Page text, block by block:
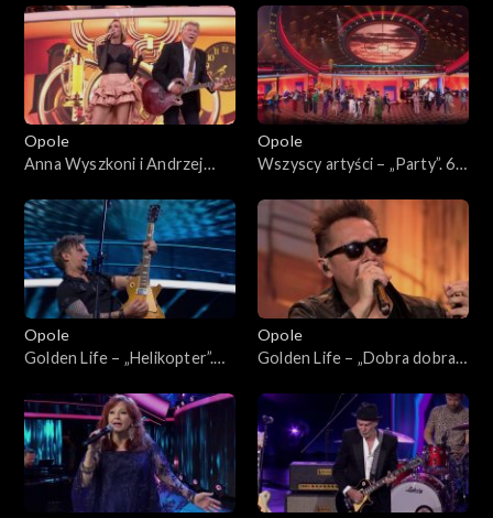
Koncert „Zróbmy więc
prywatkę”
Koncert „Zróbmy więc
prywatkę”
Opole
Anna Wyszkoni i Andrzej
lat”. 62. KFPP: Koncert
„Zróbmy więc prywatkę”
Opole
Wszyscy artyści – „Party”. 62.
więc prywatkę”
Opole
Golden Life – „Helikopter”.
„SuperJedynki”
Opole
Golden Life – „Dobra dobra
„SuperJedynki”